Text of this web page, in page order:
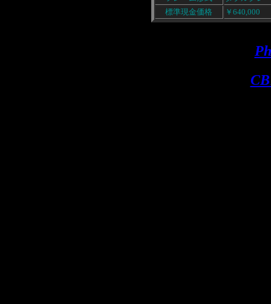
標準現金価格
￥640,000